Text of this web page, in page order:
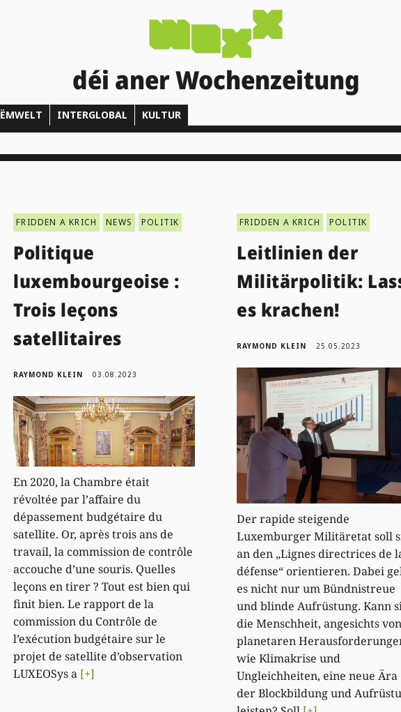
déi aner Wochenzeitung
ËMWELT INTERGLOBAL KULTUR
FRIDDEN A KRICH NEWS POLITIK
Politique
luxembourgeoise :
Trois leçons
satellitaires
RAYMOND KLEIN 03.08.2023
En 2020, la Chambre était
révoltée par l’affaire du
dépassement budgétaire du
satellite. Or, après trois ans de
travail, la commission de contrôle
accouche d’une souris. Quelles
leçons en tirer ? Tout est bien qui
finit bien. Le rapport de la
commission du Contrôle de
l’exécution budgétaire sur le
projet de satellite d’observation
LUXEOSys a [+]
FRIDDEN A KRICH POLITIK
Leitlinien der
Militärpolitik:
es krachen!
RAYMOND KLEIN 25.05.2023
Der rapide steigende
Luxemburger Militäretat soll
an den „Lignes directrices de
défense“ orientieren. Dabei
es nicht nur um Bündnistreue
und blinde Aufrüstung. Kann
die Menschheit, angesichts von
planetaren
wie Klimakrise und
Ungleichheiten, eine neue Ära
der Blockbildung und